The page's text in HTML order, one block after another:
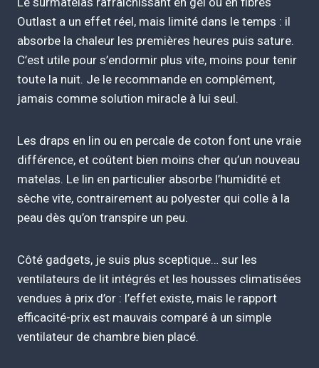
Outlast a un effet réel, mais limité dans le temps : il
absorbe la chaleur les premières heures puis sature.
C’est utile pour s’endormir plus vite, moins pour tenir
toute la nuit. Je le recommande en complément,
jamais comme solution miracle à lui seul.
Les draps en lin ou en percale de coton font une vraie
différence, et coûtent bien moins cher qu’un nouveau
matelas. Le lin en particulier absorbe l’humidité et
sèche vite, contrairement au polyester qui colle à la
peau dès qu’on transpire un peu.
Côté gadgets, je suis plus sceptique… sur les
ventilateurs de lit intégrés et les housses climatisées
vendues à prix d’or : l’effet existe, mais le rapport
efficacité-prix est mauvais comparé à un simple
ventilateur de chambre bien placé.